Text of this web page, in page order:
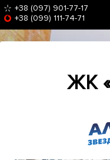
+38 (097) 901-77-17
+38 (099) 111-74-71
ЖК